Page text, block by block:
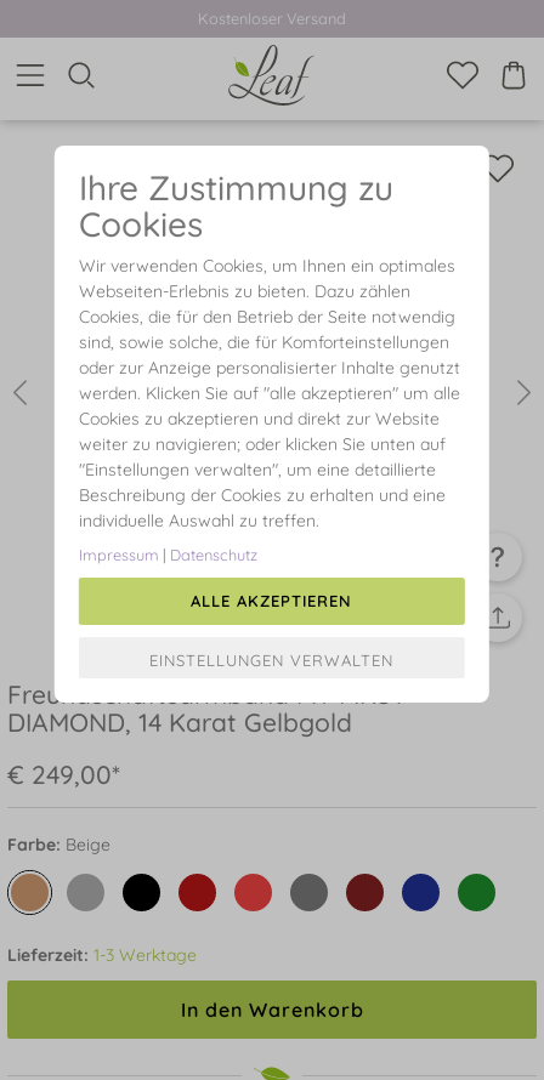
Kostenloser Versand
Freundschaftsarmband MY FIRST
DIAMOND, 14 Karat Gelbgold
€ 249,00*
Farbe: Beige
Lieferzeit: 1-3 Werktage
In den Warenkorb
Ihre Zustimmung zu
Cookies
Wir verwenden Cookies, um Ihnen ein optimales
Webseiten-Erlebnis zu bieten. Dazu zählen
Cookies, die für den Betrieb der Seite notwendig
sind, sowie solche, die für Komforteinstellungen
oder zur Anzeige personalisierter Inhalte genutzt
werden. Klicken Sie auf "alle akzeptieren" um alle
Cookies zu akzeptieren und direkt zur Website
weiter zu navigieren; oder klicken Sie unten auf
"Einstellungen verwalten", um eine detaillierte
Beschreibung der Cookies zu erhalten und eine
individuelle Auswahl zu treffen.
Impressum | Datenschutz
ALLE AKZEPTIEREN